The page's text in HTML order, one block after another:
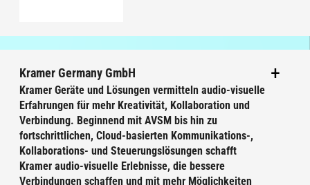
Kramer Germany GmbH
Kramer Geräte und Lösungen vermitteln audio-visuelle
Erfahrungen für mehr Kreativi­tät, Kollaboration und
Verbindung. Beginnend mit AVSM bis hin zu
fortschrittlichen, Cloud-basierten Kommunikations-,
Kollaborations- und Steuerungslösungen schafft
Kramer audio-visuelle Erlebnisse, die bessere
Verbindungen schaffen und mit mehr Möglichkeiten